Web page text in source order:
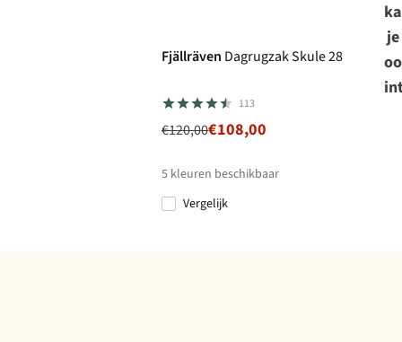
Fjällräven Dagrugzak Skule 28
113
€120,00€108,00
5 kleuren beschikbaar
%
% %
Vergelijk
je